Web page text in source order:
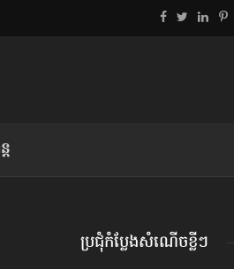
ប្រជុំកំប្លែងសំណើចខ្លីៗ
លិខិតប្រិយមិត្ត៖ «អំពីទោសៈ»